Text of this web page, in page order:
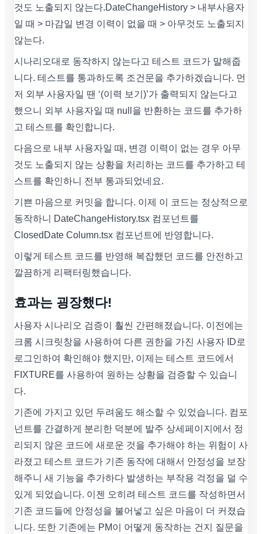
것도 노출되지 않는다. DateChangeHistory > 내부사용자
일 때 > 마감일 변경 이력이 없을 때 > 아무것도 노출되지
않는다.
시나리오대로 동작하지 않는다고 테스트 코드가 말해줍
니다. 테스트를 통과하도록 조건문을 추가하겠습니다. 먼
저 외부 사용자일 땐 ‘(이력 보기)’가 출력되지 않는다고
했으니 외부 사용자일 때 null을 반환하는 코드를 추가하
고 테스트를 확인합니다.
다음으로 내부 사용자일 때, 변경 이력이 없는 경우 아무
것도 노출되지 않는 상황을 처리하는 코드를 추가하고 테
스트를 확인하니 전부 통과되었네요.
기쁜 마음으로 커밋을 합니다. 이제 이 코드는 정상적으로
동작하니 DateChangeHistory.tsx 컴포넌트를
ClosedDate Column.tsx 컴포넌트에 반영합니다.
이렇게 테스트 코드를 반영해 복잡했던 코드를 안전하고
깔끔하게 리팩터링했습니다.
효과는 굉장했다!
사용자 시나리오 검증이 훨씬 간편해졌습니다. 이전에는
크롬 시크릿창을 사용하여 다른 권한을 가진 사용자 ID로
로그인하여 확인해야 했지만, 이제는 테스트 코드에서
FIXTURE를 사용하여 원하는 상황을 검증할 수 있습니
다.
기존에 가지고 있던 두려움도 해소할 수 있었습니다. 컴포
넌트를 간결하게 분리한 덕분에 발주 상세페이지에서 정
리되지 않은 코드에 새로운 것을 추가해야 하는 위험이 사
라졌고 테스트 코드가 기존 동작에 대해서 안정성을 보장
해주니 새 기능을 추가하다 발생하는 부작용 걱정을 덜 수
있게 되었습니다. 이젠 오히려 테스트 코드를 작성하면서
기존 코드들에 안정성을 불어넣고 싶은 마음이 더 커졌습
니다. 또한 기존에는 PM이 어떻게 동작하는 건지 질문을